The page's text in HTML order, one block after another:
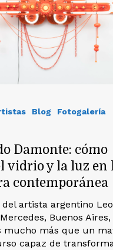
Blog
Fotogalería
Damonte: cómo
vidrio y la luz en
contemporánea
del artista argentino
Buenos Aires,
mucho más que un
capaz de